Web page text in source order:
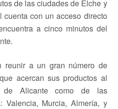
de las ciudades de Elche y
con un acceso directo
a cinco minutos del
reunir a un gran número de
acercan sus productos al
de Alicante como de las
Valencia, Murcia, Almería, y